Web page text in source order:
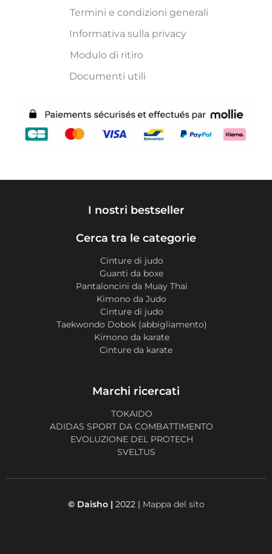
Termini e condizioni generali
Informativa sulla privacy
Modulo di ritiro
Documenti utili
I nostri bestseller
Cerca tra le categorie
Cinture di judo
Guanti da boxe
Pantaloncini da Muay Thai
Kimono da Judo
Cinture di judo
Taekwondo Dobok (abbigliamento)
Kimono da karate
Cinture da karate
Marchi ricercati
TOKAIDO
ADIDAS SPORT DA COMBATTIMENTO
EVOLUZIONE DEL PROTECH
SVELTUS
© Daisho | 2022 | Mappa del sito